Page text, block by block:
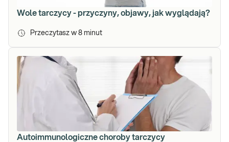
Wole tarczycy - przyczyny, objawy, jak wyglądają?
Przeczytasz w 8 minut
Autoimmunologiczne choroby tarczycy